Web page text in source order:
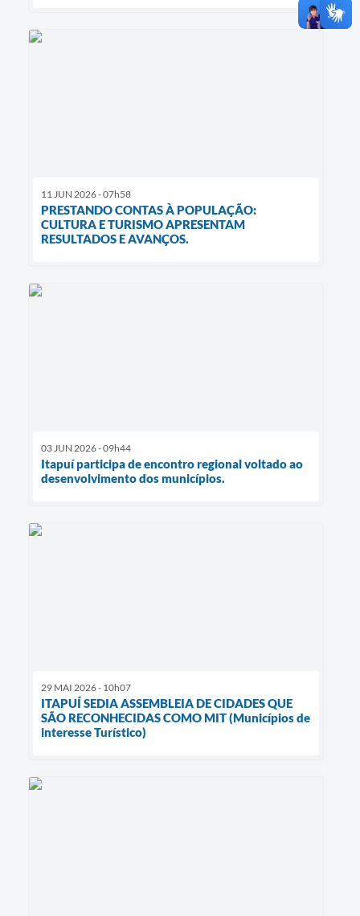
11 JUN 2026 - 07h58
PRESTANDO CONTAS À POPULAÇÃO:
CULTURA E TURISMO APRESENTAM
RESULTADOS E AVANÇOS.
03 JUN 2026 - 09h44
Itapuí participa de encontro regional voltado ao
desenvolvimento dos municípios.
29 MAI 2026 - 10h07
ITAPUÍ SEDIA ASSEMBLEIA DE CIDADES QUE
SÃO RECONHECIDAS COMO MIT (Municípios de
interesse Turístico)